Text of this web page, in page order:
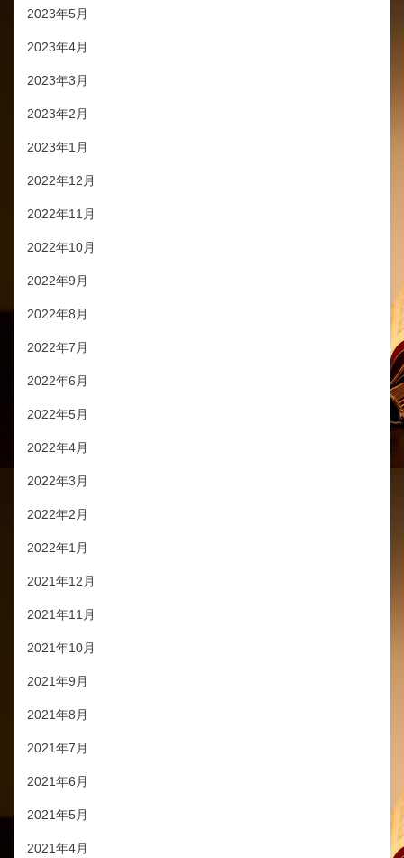
2023年5月
2023年4月
2023年3月
2023年2月
2023年1月
2022年12月
2022年11月
2022年10月
2022年9月
2022年8月
2022年7月
2022年6月
2022年5月
2022年4月
2022年3月
2022年2月
2022年1月
2021年12月
2021年11月
2021年10月
2021年9月
2021年8月
2021年7月
2021年6月
2021年5月
2021年4月